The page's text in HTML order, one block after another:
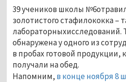
39 учеников школы
золотистого стафилококка –
лабораторныхисследований.
обнаружена у одного из
в пробах готовой продукции,
получали на обед.
Напомним, в конце ноября 8